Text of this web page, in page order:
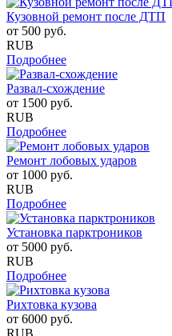
Кузовной ремонт после ДТП
от 500 руб.
RUB
Подробнее
Развал-схождение
от 1500 руб.
RUB
Подробнее
Ремонт лобовых ударов
от 1000 руб.
RUB
Подробнее
Установка парктроников
от 5000 руб.
RUB
Подробнее
Рихтовка кузова
от 6000 руб.